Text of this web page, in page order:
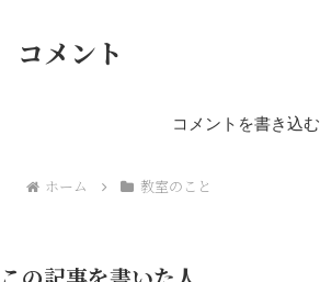
コメント
コメントを書き込む
ホーム 教室のこと